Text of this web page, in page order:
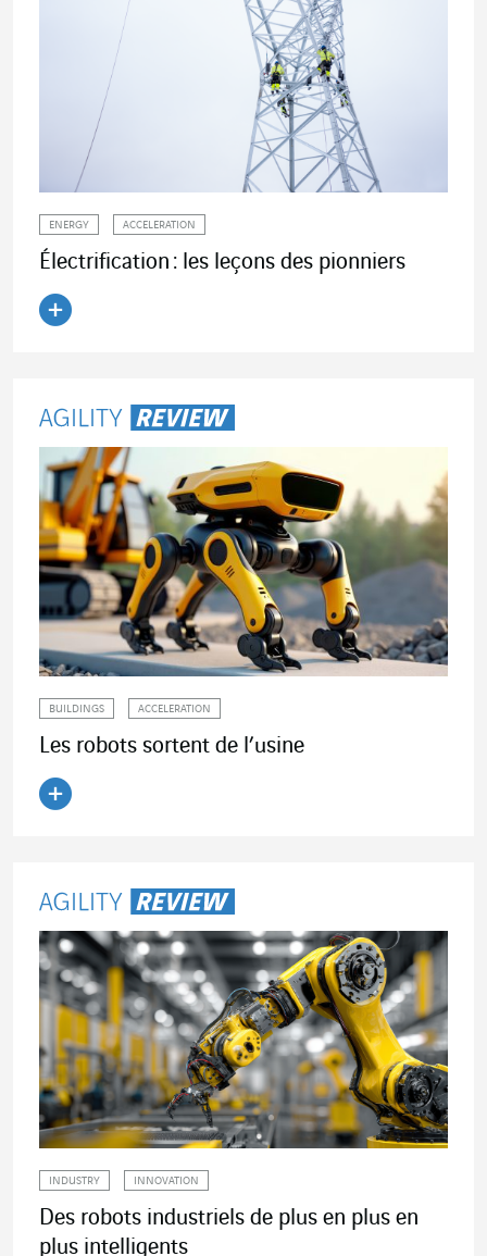
ENERGY ACCELERATION
Électrification : les leçons des pionniers
BUILDINGS ACCELERATION
Les robots sortent de l’usine
INDUSTRY INNOVATION
Des robots industriels de plus en plus en
plus intelligents